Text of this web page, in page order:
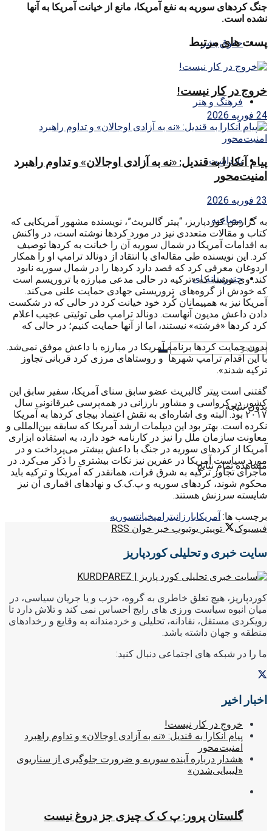
حقوق بشر
فرهنگ و هنر
یادداشت
مصاحبه
چندرسانه ای
بدون نتیجه
مشاهده تمام نتایج
جنگ کردهای سوریه به نفع آمریکا، مانع از خیانت آمریکا به آنها
نشده است.
پست های مرتبط
خروج در کار نیست!
24 فوریه 2026
پیام آنکارا به قندیل: «نه به آزادی اوجالان» و تداوم راهبرد
امنیت‌محور
23 فوریه 2026
به گزارش کوردپاریز، “پیتر گالبریث”، نویسنده مشهور آمریکایی که
کتاب و مقالات متعددی نیز در مورد کردها نوشته است، در واکنش
به اقدامات آمریکا در شمال سوریه آن را خیانت به کردها توصیف
کرد. این نویسنده طی مقاله‌ای با انتقاد از دونالد ترامپ او را همکار
اردوغان معرفی کرد که قصد دارد کردها را در شمال سوریه نابود
کند. وی نوشته که «ترکیه در حالی مدعی مبارزه با تروریسم است
که خودش از گروه‌های تروریستی جهادی حمایت علنی می‌کند.
آمریکا نیز به همپیمانان کُرد خود خیانت کرد در حالی که در شکست
دادن داعش مدیون آنهاست. دونالد ترامپ طی توئیتی عجیب اعلام
کرد کردها «فرشته» نیستند، اما از آنها حمایت کنیم؛ در حالی که
بدون حمایت کردها برنامه آمریکا در مبارزه با داعش موفق نمی‌شد.
با این اقدام ترامپ شهرها و روستاهای مرزی کرد قربانی تجاوز
ترکیه شدند».
گفتنی است پیتر گالبریث عضو سابق سنای آمریکا، سفیر سابق این
کشور در کرواسی و مشاور بارزانی در همه‌پرسی غیرقانونی سال
۲۰۱۷ بود. البته وی اشاره‌ای به نقش اعتماد بیجای کردها به آمریکا
نکرده است. بهتر بود این دیپلمات ارشد آمریکا که سابقه‌ بین‌المللی و
معاونت سازمان ملل را نیز در کارنامه خود دارد، به استفاده ابزاری
آمریکا از کردهای سوریه در جنگ با داعش بیشتر می‌پرداخت و در
مورد سیاست آمریکا در عفرین نیز نکات بیشتری را ذکر می‌کرد. در
ماجرای تجاوز ترکیه به شرق فرات، همانقدر که آمریکا و ترکیه باید
محکوم شوند، کردهای سوریه و پ.ک.ک و نهادهای اقماری آن نیز
شایسته سرزنش هستند.
برچسب ها: آمریکابارزانیترامپخیانتسوریه
فیسبوک
توییتر یوتیوب خبر خوان RSS
سایت خبری و تحلیلی کوردپاریز
کوردپاریز، هیچ تعلق خاطری به گروه، حزب و یا جریان سیاسی، در
میان انبوه سیاست ورزی های رایج احساس نمی کند و تلاش دارد تا
رویکردی مستقل، نقادانه، تحلیلی و خردمندانه به وقایع و رخدادهای
منطقه و جهان داشته باشد.
ما را در شبکه های اجتماعی دنبال کنید:
اخبار اخیر
خروج در کار نیست!
پیام آنکارا به قندیل: «نه به آزادی اوجالان» و تداوم راهبرد
امنیت‌محور
هشدار درباره آینده سوریه و ضرورت جلوگیری از سناریوی
«لیبیایی‌شدن»
گلستان پرور: پ ک ک چیزی جز دروغ نیست